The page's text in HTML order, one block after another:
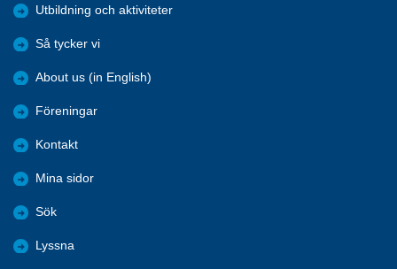
Utbildning och aktiviteter
Så tycker vi
About us (in English)
Föreningar
Kontakt
Mina sidor
Sök
Lyssna